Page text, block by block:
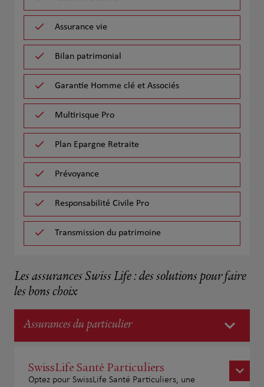
Assurance vie
Bilan patrimonial
Garantie Homme clé et Associés
Multirisque Pro
Plan Epargne Retraite
Prévoyance
Responsabilité Civile Pro
Transmission du patrimoine
Les assurances Swiss Life : des solutions pour faire
les bons choix
Assurances du particulier
SwissLife Santé Particuliers
Optez pour SwissLife Santé Particuliers, une